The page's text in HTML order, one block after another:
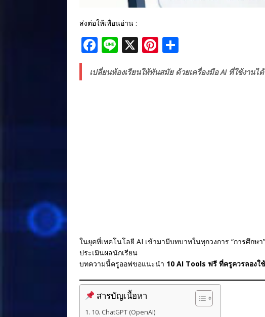
ส่งต่อให้เพื่อนอ่าน :
F
a
c
Li
e
X Pi
tear
เปลี่ยนห้องเรียนให้ทันสมัย ด้วยเครื่องมือ AI ที่ใช้งานไ
ในยุคที่เทคโนโลยี AI เข้ามามีบทบาทในทุกวงการ “การศึก
ประเมินผลนักเรียน
บทความนี้ครูออฟขอแนะนำ 10 AI Tools ฟรี ที่ครูควรลองใ
สารบัญเนื้อหา
10. ChatGPT (OpenAI)